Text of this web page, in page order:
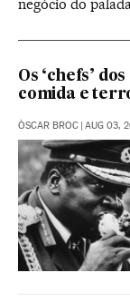
negócio do
Os ‘chefs’
comida e
ÒSCAR BROC AUG 03,